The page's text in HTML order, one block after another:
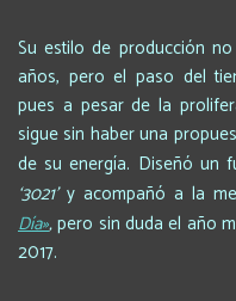
Su estilo de producción
años, pero el paso del
pues a pesar de la
sigue sin haber una
de su energía. Diseñó un
‘3021’y acompañó a la
Día»,pero sin duda el año
2017.